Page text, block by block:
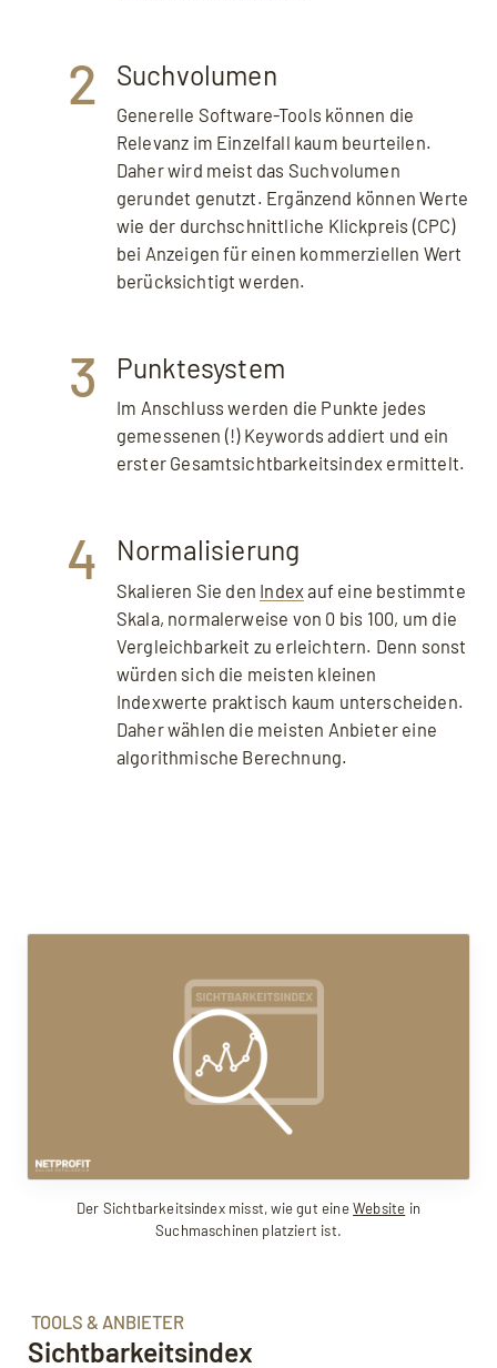
2 Suchvolumen
Generelle Software-Tools können die
Relevanz im Einzelfall kaum beurteilen.
Daher wird meist das Suchvolumen
gerundet genutzt. Ergänzend können Werte
wie der durchschnittliche Klickpreis (CPC)
bei Anzeigen für einen kommerziellen Wert
berücksichtigt werden.
3 Punktesystem
Im Anschluss werden die Punkte jedes
gemessenen (!) Keywords addiert und ein
erster Gesamtsichtbarkeitsindex ermittelt.
4 Normalisierung
Skalieren Sie den Indexauf eine bestimmte
Skala, normalerweise von 0 bis 100, um die
Vergleichbarkeit zu erleichtern. Denn sonst
würden sich die meisten kleinen
Indexwerte praktisch kaum unterscheiden.
Daher wählen die meisten Anbieter eine
algorithmische Berechnung.
Der Sichtbarkeitsindex misst, wie gut eineWebsite in
Suchmaschinen platziert ist.
TOOLS & ANBIETER
Sichtbarkeitsindex